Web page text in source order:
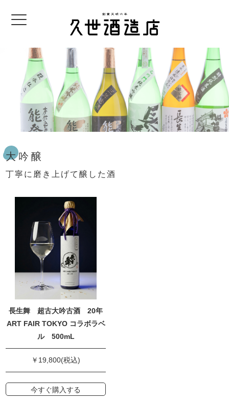
大吟醸
丁寧に磨き上げて醸した酒
長生舞 超古大吟古酒 20年
ART FAIR TOKYO コラボラベ
ル 500mL
￥19,800(税込)
今すぐ購入する